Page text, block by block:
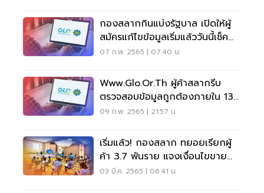
กองสลากกินแบ่งรัฐบาล เปิดให้ผู้
สมัครแก้ไขข้อมูลเริ่มแล้ววันนี้เช็ค
ด่วน
07 ก.พ. 2565 | 07:40 น.
Www.glo.or.th ผู้ค้าสลากรีบ
ตรวจสอบข้อมูลถูกต้องภายใน 13
ก.พ. ก่อนพลาดสิทธิ
09 ก.พ. 2565 | 21:57 น.
เริ่มแล้ว! กองสลาก ทยอยเรียกผู้
ค้า 3.7 พันราย แจงเงื่อนไขขาย
หวย 80 บาท
03 มี.ค. 2565 | 06:41 น.